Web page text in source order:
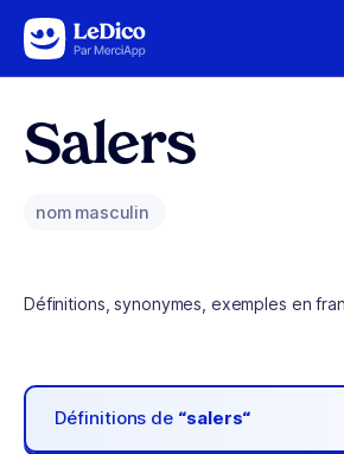
Aller au contenu
Salers
nom masculin
Définitions, synonymes, exemples en
Définitions de “salers“